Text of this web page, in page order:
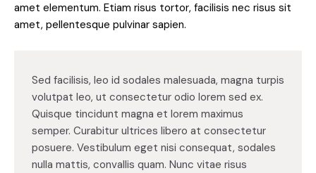
amet elementum. Etiam risus tortor, facilisis nec risus sit
amet, pellentesque pulvinar sapien.
Sed facilisis, leo id sodales malesuada, magna turpis
volutpat leo, ut consectetur odio lorem sed ex.
Quisque tincidunt magna et lorem maximus
semper. Curabitur ultrices libero at consectetur
posuere. Vestibulum eget nisi consequat, sodales
nulla mattis, convallis quam. Nunc vitae risus